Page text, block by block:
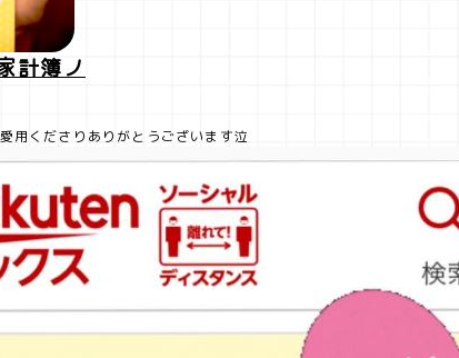
計簿ノ
用くださりありがとうございます泣